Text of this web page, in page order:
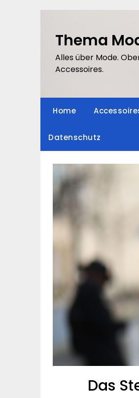
Thema
Alles über Mode.
Accessoires.
Home
Datenschutz
Das